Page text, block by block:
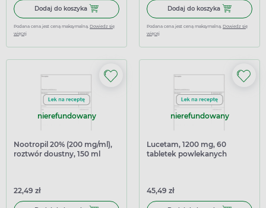
Dodaj do koszyka Dodaj do koszyka Lucetam 1200 mg, 60 tabletek
Podana cena jest ceną maksymalną. Dowiedz się
więcej
Dodaj do koszyka Dodaj do
Podana cena jest ceną maksymalną. Dowiedz się
więcej
nierefundowany
Nootropil 20% (200 mg/ml),
roztwór doustny, 150 ml
22,49 zł
nierefundowany
Lucetam, 1200 mg, 60
tabletek powlekanych
45,49 zł